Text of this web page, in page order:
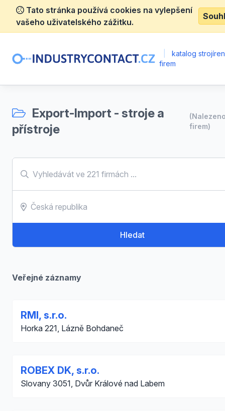
Tato stránka používá cookies na vylepšení
vašeho uživatelského zážitku.
katalog
firem
Export-Import - stroje a
přístroje
firem)
Hledat
Veřejné záznamy
RMI, s.r.o.
Horka 221, Lázně Bohdaneč
ROBEX DK, s.r.o.
Slovany 3051, Dvůr Králové nad Labem